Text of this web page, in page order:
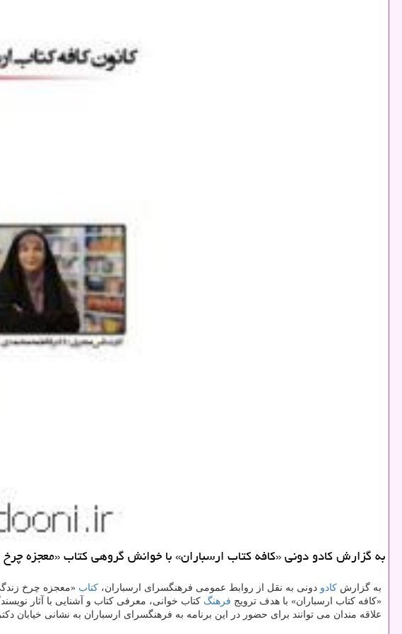
به گزارش كادو دونی «كافه كتاب ارسباران» با خوانش گروهی كتاب «معجزه چرخ زندگی» یكشنبه، ۲۱ مهر ساعت ۱۶ در
به گزارش كادو دونی به نقل از روابط عمومی فرهنگسرای ارسباران، كتاب «معجزه چرخ
«كافه كتاب ارسباران» با هدف ترویج فرهنگ كتاب خوانی، معرفی كتاب و آشنایی با آثار
علاقه مندان می توانند برای حضور در این برنامه به فرهنگسرای ارسباران به نشانی خیابان دكتر شریعتی، بالاتر از سیدخندان،